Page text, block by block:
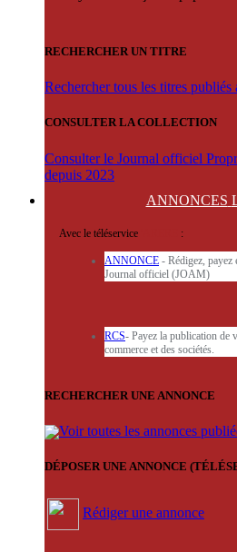
RECHERCHER UN TITRE
Rechercher tous les titres publiés
CONSULTER LA COLLECTION
Consulter le Journal officiel
depuis 2023
ANNONCES
Avec le téléservice :
ANNONCE - Rédigez, payez
Journal officiel (JOAM)
RCS- Payez la publication de
commerce et des sociétés.
RECHERCHER UNE ANNONCE
Voir toutes les annonces
DÉPOSER UNE ANNONCE
Rédiger une annonce